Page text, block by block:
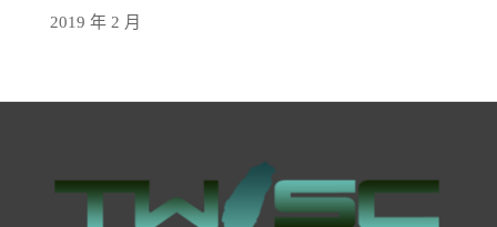
2019 年 2 月